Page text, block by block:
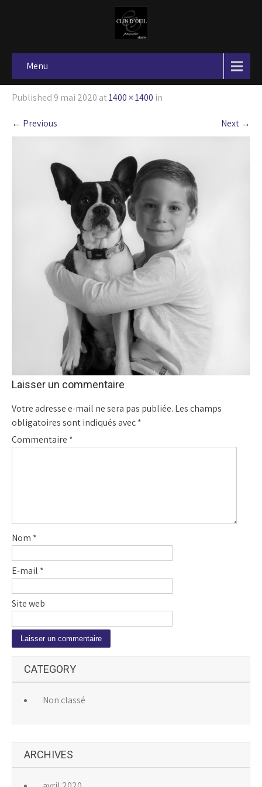
Menu
Published 9 mai 2020 at1400 × 1400 in
← Previous Next →
Laisser un commentaire
Votre adresse e-mail ne sera pas publiée. Les champs
obligatoires sont indiqués avec*
Commentaire *
Nom *
E-mail *
Site web
t
i
CATEGORY
Non classé
ARCHIVES